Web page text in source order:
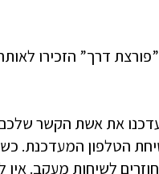
דרך” הזכירו
את אשת הקשר שלכם
הטלפון המעדכנת.
לשיחות מעקב. אין